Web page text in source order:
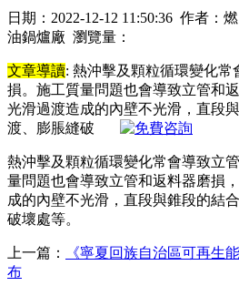
日期：2022-12-12 11:50:36 作者：燃
油鍋爐廠 瀏覽量：
文章導讀: 熱沖擊及顆粒循環變化
損。施工質量問題也會導致立管和
光滑過渡造成的內壁不光滑，直段
渡、膨脹縫破
熱沖擊及顆粒循環變化常會導致立
量問題也會導致立管和返料器磨損
成的內壁不光滑，直段與錐段的結
破壞處等。
上一篇：
《寧夏回族自治區可再生
布